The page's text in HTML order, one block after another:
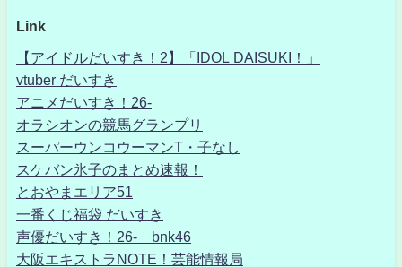
Link
【アイドルだいすき！2】「IDOL DAISUKI！」
vtuber だいすき
アニメだいすき！26-
オラシオンの競馬グランプリ
スーパーウンコウーマンT・子なし
スケバン氷子のまとめ速報！
とおやまエリア51
一番くじ福袋 だいすき
声優だいすき！26- bnk46
大阪エキストラNOTE！芸能情報局